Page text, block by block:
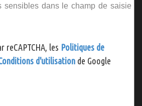
sensibles dans le champ de saisie
reCAPTCHA, les Politiques de
d'utilisation de Google